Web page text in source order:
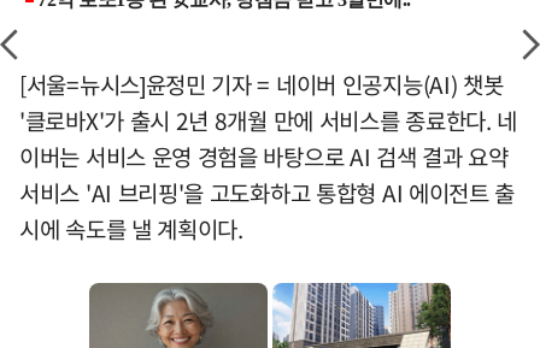
[서울=뉴시스]윤정민 기자 = 네이버 인공지능(AI) 챗봇
'클로바X'가 출시 2년 8개월 만에 서비스를 종료한다. 네
이버는 서비스 운영 경험을 바탕으로 AI 검색 결과 요약
서비스 'AI 브리핑'을 고도화하고 통합형 AI 에이전트 출
시에 속도를 낼 계획이다.